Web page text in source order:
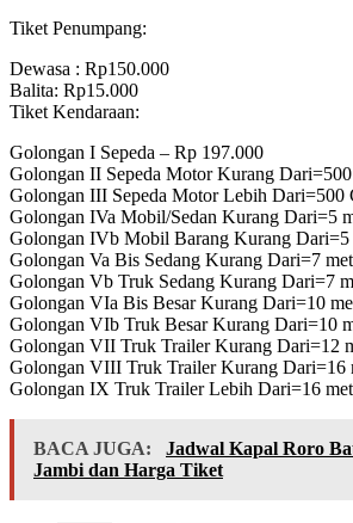
Tiket Penumpang:
Dewasa : Rp150.000
Balita: Rp15.000
Tiket Kendaraan:
Golongan I Sepeda – Rp 197.000
Golongan II Sepeda Motor Kurang
Golongan III Sepeda Motor Lebih Dari=500
Golongan IVa Mobil/Sedan Kurang Dari=5
Golongan IVb Mobil Barang Kurang Dari=5
Golongan Va Bis Sedang Kurang Dari=7
Golongan Vb Truk Sedang Kurang Dari=7
Golongan VIa Bis Besar Kurang Dari=10
Golongan VIb Truk Besar Kurang Dari=10
Golongan VII Truk Trailer Kurang Dari=12
Golongan VIII Truk Trailer Kurang Dari=16
Golongan IX Truk Trailer Lebih Dari=16
BACA JUGA:
Jadwal Kapal Roro
Jambi dan Harga Tiket